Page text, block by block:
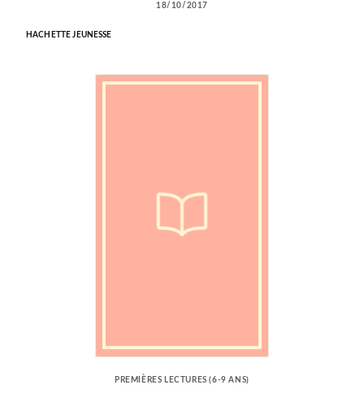
18/10/2017
HACHETTE JEUNESSE
PREMIÈRES LECTURES (6-9 ANS)